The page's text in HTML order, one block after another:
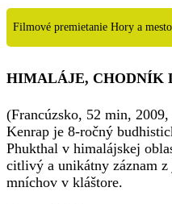
Filmové premietanie Hory a mesto
HIMALÁJE, CHODNÍK
(Francúzsko, 52 min,
Kenrap je 8-ročný
Phukthal v himalájskej
citlivý a unikátny záznam
mníchov v kláštore.